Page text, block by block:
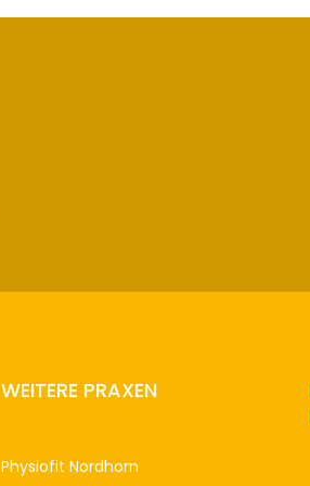
WEITERE PRAXEN
Physiofit Nordhorn